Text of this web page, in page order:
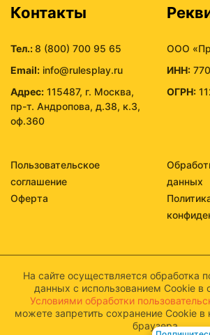
Контакты
Тел.:8 (800) 700 95 65
Email: info@rulesplay.ru
Адрес: 115487, г. Москва,
пр-т. Андропова, д.38, к.3,
оф.360
ООО
ИНН:
ОГРН:
Пользовательское
соглашение
данных
Оферта
На сайте осуществляется обработка
данных с использованием Cookie в
Условиями обработки
можете запретить сохранение Cookie в
браузера.